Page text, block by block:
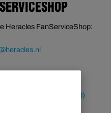
Heracles FanServiceShop:
van 10:00 - 17:00)